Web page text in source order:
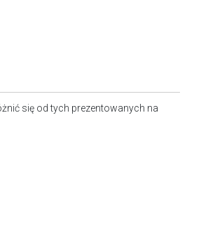
się od tych prezentowanych na